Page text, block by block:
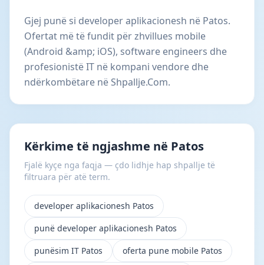
Gjej punë si developer aplikacionesh në Patos.
Ofertat më të fundit për zhvillues mobile
(Android &amp; iOS), software engineers dhe
profesionistë IT në kompani vendore dhe
ndërkombëtare në Shpallje.Com.
Kërkime të ngjashme në Patos
Fjalë kyçe nga faqja — çdo lidhje hap shpallje të
filtruara për atë term.
developer aplikacionesh Patos
punë developer aplikacionesh Patos
punësim IT Patos
oferta pune mobile Patos